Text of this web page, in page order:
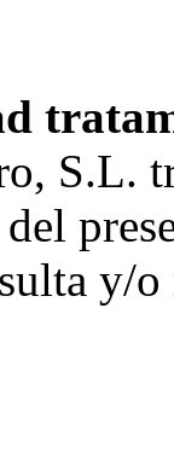
S.L.
y/